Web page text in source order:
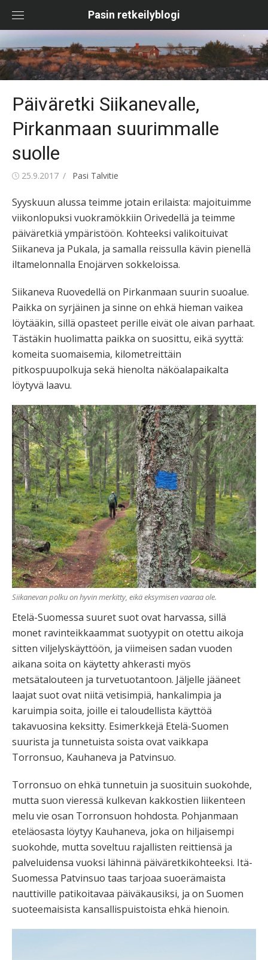
content
Pasin retkeilyblogi
Päiväretki Siikanevalle,
Pirkanmaan suurimmalle
suolle
Posted
25.9.2017 Author
Pasi Talvitie
Syyskuun alussa teimme jotain erilaista: majoituimme
viikonlopuksi vuokramökkiin Orivedellä ja teimme
päiväretkiä ympäristöön. Kohteeksi valikoituivat
Siikaneva ja Pukala, ja samalla reissulla kävin pienellä
iltamelonnalla Enojärven sokkeloissa.
Siikaneva Ruovedellä on Pirkanmaan suurin suoalue.
Paikka on syrjäinen ja sinne on ehkä hieman vaikea
löytääkin, sillä opasteet perille eivät ole aivan parhaat.
Tästäkin huolimatta paikka on suosittu, eikä syyttä:
komeita suomaisemia, kilometreittäin
pitkospuupolkuja sekä hienolta näköalapaikalta
löytyvä laavu.
Siikanevan polku on hyvin merkitty, eikä eksymisen vaaraa ole.
Etelä-Suomessa suuret suot ovat harvassa, sillä
monet ravinteikkaammat suotyypit on otettu aikoja
sitten viljelyskäyttöön, ja viimeisen sadan vuoden
aikana soita on käytetty ahkerasti myös
metsätalouteen ja turvetuotantoon. Jäljelle jääneet
laajat suot ovat niitä vetisimpiä, hankalimpia ja
karuimpia soita, joille ei taloudellista käyttöä
takavuosina keksitty. Esimerkkejä Etelä-Suomen
suurista ja tunnetuista soista ovat vaikkapa
Torronsuo, Kauhaneva ja Patvinsuo.
Torronsuo on ehkä tunnetuin ja suosituin suokohde,
mutta suon vieressä kulkevan kakkostien liikenteen
melu vie osan Torronsuon hohdosta. Pohjanmaan
eteläosasta löytyy Kauhaneva, joka on hiljaisempi
suokohde, mutta soveltuu rajallisten reittiensä ja
palveluidensa vuoksi lähinnä päiväretkikohteeksi. Itä-
Suomessa Patvinsuo taas tarjoaa suoerämaista
nauttiville patikoitavaa päiväkausiksi, ja on Suomen
suoteemaisista kansallispuistoista ehkä hienoin.